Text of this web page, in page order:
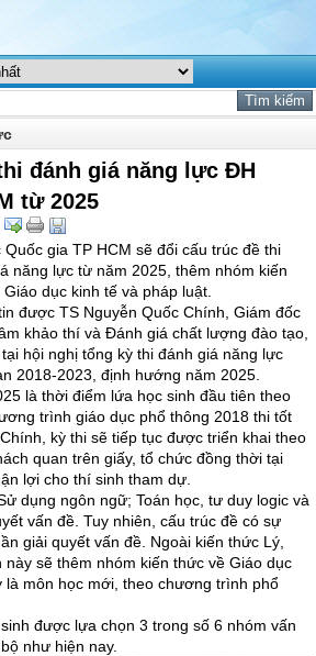
đánh giá năng lực ĐH
từ 2025
gia TP HCM sẽ đổi cấu trúc đề thi
năng lực từ năm 2025, thêm nhóm kiến
dục kinh tế và pháp luật.
được TS Nguyễn Quốc Chính, Giám đốc
khảo thí và Đánh giá chất lượng đào tạo,
hội nghị tổng kỳ thi đánh giá năng lực
2018-2023, định hướng năm 2025.
là thời điểm lứa học sinh đầu tiên theo
trình giáo dục phổ thông 2018 thi tốt
kỳ thi sẽ tiếp tục được triển khai theo
quan trên giấy, tổ chức đồng thời tại
lợi cho thí sinh tham dự.
dụng ngôn ngữ; Toán học, tư duy logic và
vấn đề. Tuy nhiên, cấu trúc đề có sự
giải quyết vấn đề. Ngoài kiến thức Lý,
sẽ thêm nhóm kiến thức về Giáo dục
là môn học mới, theo chương trình phổ
được lựa chọn 3 trong số 6 nhóm vấn
như hiện nay.